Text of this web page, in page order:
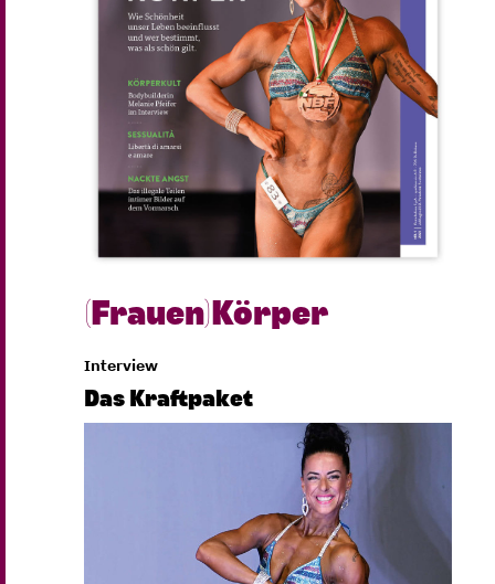
(Frauen)Körper
Interview
Das Kraftpaket